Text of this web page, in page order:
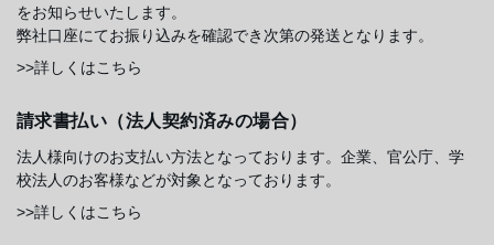
をお知らせいたします。
弊社口座にてお振り込みを確認でき次第の発送となります。
>>詳しくはこちら
請求書払い（法人契約済みの場合）
法人様向けのお支払い方法となっております。企業、官公庁、学
校法人のお客様などが対象となっております。
>>詳しくはこちら